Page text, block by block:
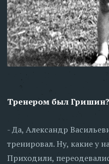
Тренером был Гришин?
- Да, Александр
тренировал. Ну, какие у
Приходили,